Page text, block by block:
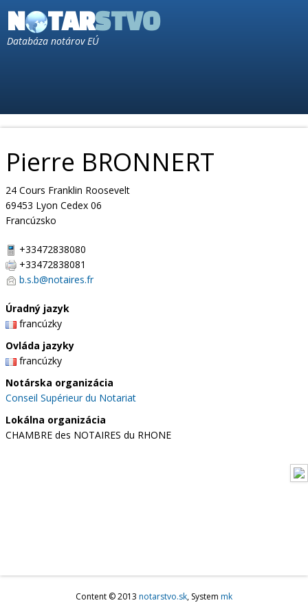
N TARSTVO
Databáza notárov EÚ
Pierre BRONNERT
24 Cours Franklin Roosevelt
69453 Lyon Cedex 06
Francúzsko
+33472838080
+33472838081
b.s.b@notaires.fr
Úradný jazyk
francúzky
Ovláda jazyky
francúzky
Notárska organizácia
Conseil Supérieur du Notariat
Lokálna organizácia
CHAMBRE des NOTAIRES du RHONE
Content © 2013 notarstvo.sk, System mk